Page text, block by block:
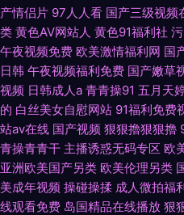
产情侣片 97人人看 国产三级视频
类 黄色AV网站人 黄色91福利社
午夜视频免费 欧美激情福利网 国
日韩 午夜视频福利免费 国产嫩草
视频 日韩成人a 青青操91 五月天
的 白丝美女自慰网站 91福利免费
站av在线 国产视频 狠狠擼狠狠擼
青操青青干 主播诱惑无码专区 欧
亚洲欧美国产另类 欧美伦理另类
美成年视频 操碰操揉 成人微拍福
线观看免费 岛国精品在线播放 狠